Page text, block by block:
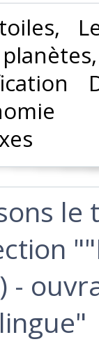
le
-